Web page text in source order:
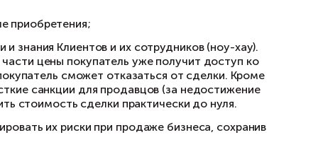
компании, которая является
Клиенты получили от
в рассрочку, а значительная
периоды;
покупатель после приобретения;